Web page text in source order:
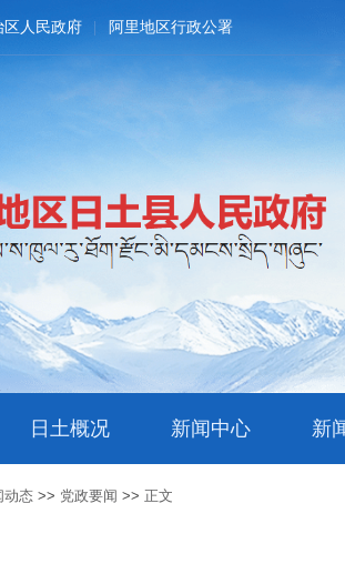
区人民政府 阿里地区行政公署
日土概况 新闻中心 新
动态 >> 党政要闻 >>正文